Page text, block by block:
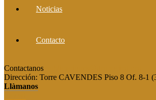
Noticias
Contacto
Contactanos
Dirección: Torre CAVENDES Piso 8 Of. 8-1
Llàmanos